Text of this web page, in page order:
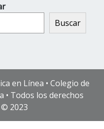
Buscar
en Línea • Colegio de
• Todos los derechos
2023